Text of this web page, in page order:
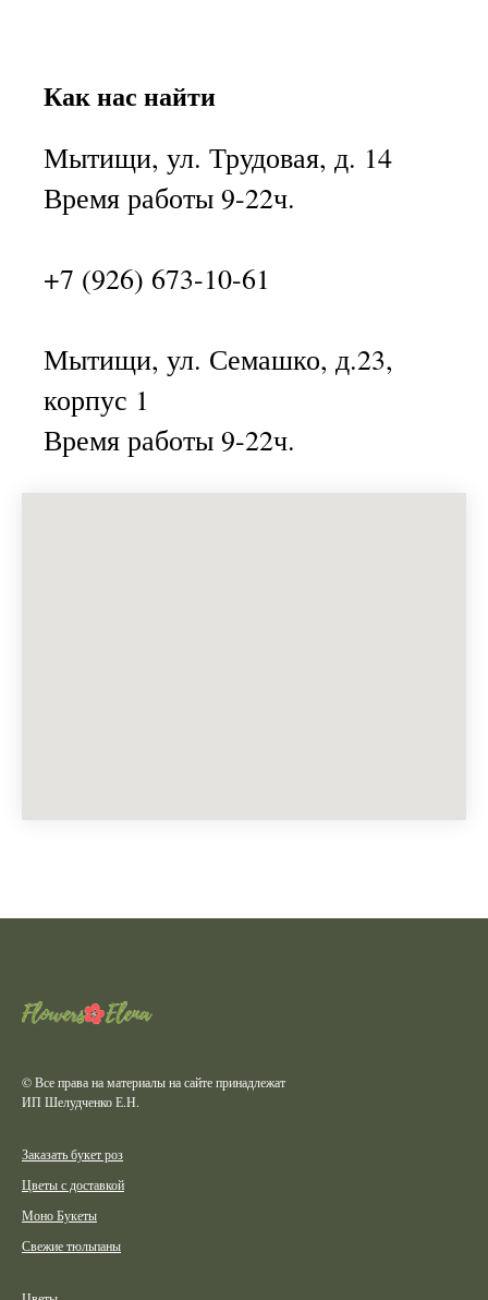
Как нас найти
Мытищи, ул. Трудовая, д. 14
Время работы 9-22ч.
+7 (926) 673-10-61
Мытищи, ул. Семашко, д.23,
корпус 1
Время работы 9-22ч.
© Все права на материалы на сайте принадлежат
ИП Шелудченко Е.Н.
Заказать букет роз
Цветы с доставкой
Моно Букеты
Свежие тюльпаны